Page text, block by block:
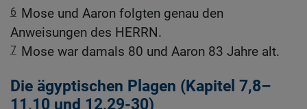
6 Mose und Aaron folgten genau den
Anweisungen des HERRN.
7 Mose war damals 80 und Aaron 83 Jahre alt.
Die ägyptischen Plagen (Kapitel 7,8–
11,10 und 12,29-30)